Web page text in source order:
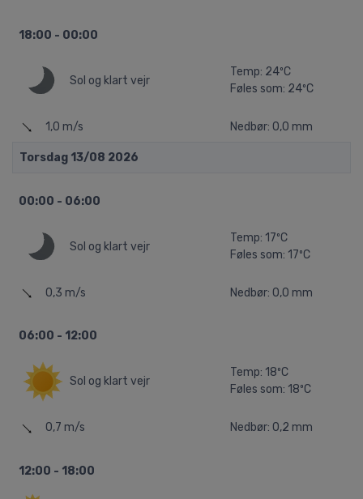
18:00 - 00:00
Sol og klart vejr
Temp: 24ºC
Føles som: 24ºC
1,0 m/s Nedbør: 0,0 mm
Torsdag 13/08 2026
00:00 - 06:00
Sol og klart vejr
Temp: 17ºC
Føles som: 17ºC
0,3 m/s Nedbør: 0,0 mm
06:00 - 12:00
Sol og klart vejr
Temp: 18ºC
Føles som: 18ºC
0,7 m/s Nedbør: 0,2 mm
12:00 - 18:00